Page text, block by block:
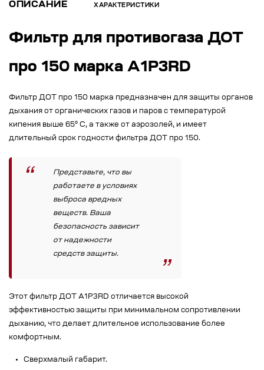
ОПИСАНИЕ ХАРАКТЕРИСТИКИ
Фильтр для противогаза ДОТ
про 150 марка А1Р3RD
Фильтр ДОТ про 150 марка предназначен для защиты органов
дыхания от органических газов и паров с температурой
кипения выше 65° С, а также от аэрозолей, и имеет
длительный срок годности фильтра ДОТ про 150.
Представьте, что вы
работаете в условиях
выброса вредных
веществ. Ваша
безопасность зависит
от надежности
средств защиты.
Этот фильтр ДОТ А1Р3RD отличается высокой
эффективностью защиты при минимальном сопротивлении
дыханию, что делает длительное использование более
комфортным.
Сверхмалый габарит.